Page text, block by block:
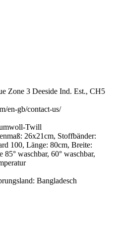
Zone 3 Deeside Ind. Est., CH5
en-gb/contact-us/
Twill
26x21cm, Stoffbänder:
100, Länge: 80cm, Breite:
waschbar, 60° waschbar,
Bangladesch